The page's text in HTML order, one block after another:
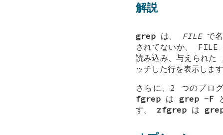
解説
grep は、 FILEで名
されてないか、 FILE
読み込み、与えられた
ッチした行を表示します
さらに、2 つのプロ
fgrep は grep -F
す。 zfgrep は